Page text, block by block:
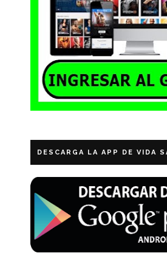
DESCARGA LA APP DE VIDA